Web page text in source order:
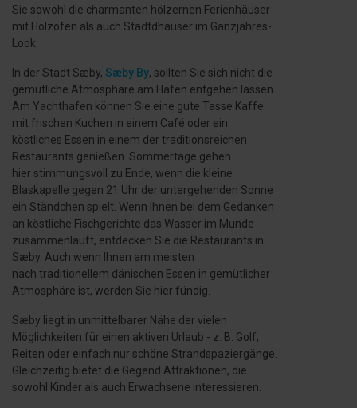
Sie sowohl die charmanten hölzernen Ferienhäuser
mit Holzofen als auch Stadtdhäuser im Ganzjahres-
Look.
In der Stadt Sæby, Sæby By, sollten Sie sich nicht die
gemütliche Atmosphäre am Hafen entgehen lassen.
Am Yachthafen können Sie eine gute Tasse Kaffe
mit frischen Kuchen in einem Café oder ein
köstliches Essen in einem der traditionsreichen
Restaurants genießen. Sommertage gehen
hier stimmungsvoll zu Ende, wenn die kleine
Blaskapelle gegen 21 Uhr der untergehenden Sonne
ein Ständchen spielt. Wenn Ihnen bei dem Gedanken
an köstliche Fischgerichte das Wasser im Munde
zusammenläuft, entdecken Sie die Restaurants in
Sæby. Auch wenn Ihnen am meisten
nach traditionellem dänischen Essen in gemütlicher
Atmosphäre ist, werden Sie hier fündig.
Sæby liegt in unmittelbarer Nähe der vielen
Möglichkeiten für einen aktiven Urlaub - z. B. Golf,
Reiten oder einfach nur schöne Strandspaziergänge.
Gleichzeitig bietet die Gegend Attraktionen, die
sowohl Kinder als auch Erwachsene interessieren.